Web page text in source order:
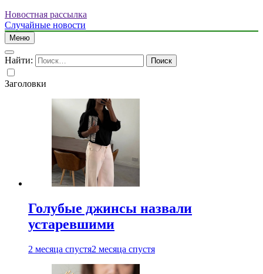
Новостная рассылка
Случайные новости
Меню
Найти:
Заголовки
Голубые джинсы назвали
устаревшими
2 месяца спустя2 месяца спустя